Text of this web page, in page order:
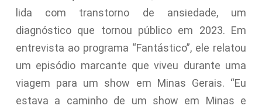
lida com transtorno de ansiedade, um
diagnóstico que tornou público em 2023. Em
entrevista ao programa “Fantástico”, ele relatou
um episódio marcante que viveu durante uma
viagem para um show em Minas Gerais. “Eu
estava a caminho de um show em Minas e